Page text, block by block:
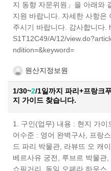
지 동향 자문위원」을 아래와
지원 바랍니다. 자세한 사항은
주시기 바랍니다. 감사합니다.
S1T12C49/A/12/
ndition=&keyword=
원산지정보원
1/30~2/1일까지 파리+프랑크
지 가이드 찾습니다.
1. 구인(업무) 내용 : 현지 가
어수준 : 영어 완벽구사, 프랑
드 파리 박물관, 라뷰뜨 오 캐
베르사유 궁전, 루브르 박물관
쇼핑거리, 독일 오페라 하우스